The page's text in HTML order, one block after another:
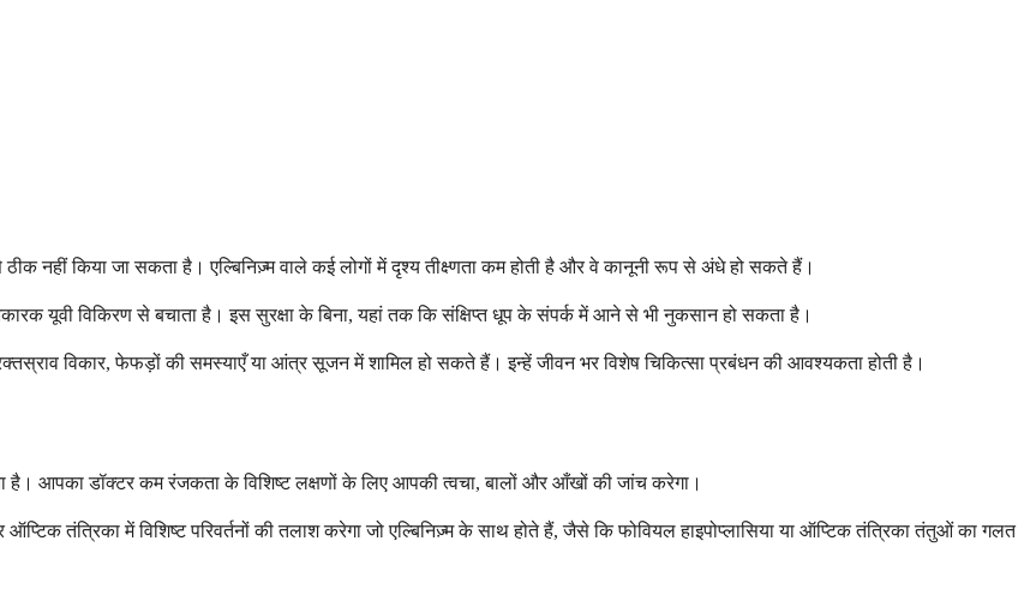
नहीं किया जा सकता है। एल्बिनिज़्म वाले कई लोगों में दृश्य तीक्ष्णता कम होती है और वे कानूनी रूप से अंधे हो सकते हैं।
यूवी विकिरण से बचाता है। इस सुरक्षा के बिना, यहां तक कि संक्षिप्त धूप के संपर्क में आने से भी नुकसान हो सकता है।
विकार, फेफड़ों की समस्याएँ या आंत्र सूजन में शामिल हो सकते हैं। इन्हें जीवन भर विशेष चिकित्सा प्रबंधन की आवश्यकता होती है।
है। आपका डॉक्टर कम रंजकता के विशिष्ट लक्षणों के लिए आपकी त्वचा, बालों और आँखों की जांच करेगा।
तंत्रिका में विशिष्ट परिवर्तनों की तलाश करेगा जो एल्बिनिज़्म के साथ होते हैं, जैसे कि फोवियल हाइपोप्लासिया या ऑप्टिक तंत्रिका तंतुओं का गलत